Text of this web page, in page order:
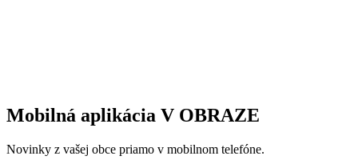
Mobilná aplikácia V OBRAZE
Novinky z vašej obce priamo v mobilnom telefóne.